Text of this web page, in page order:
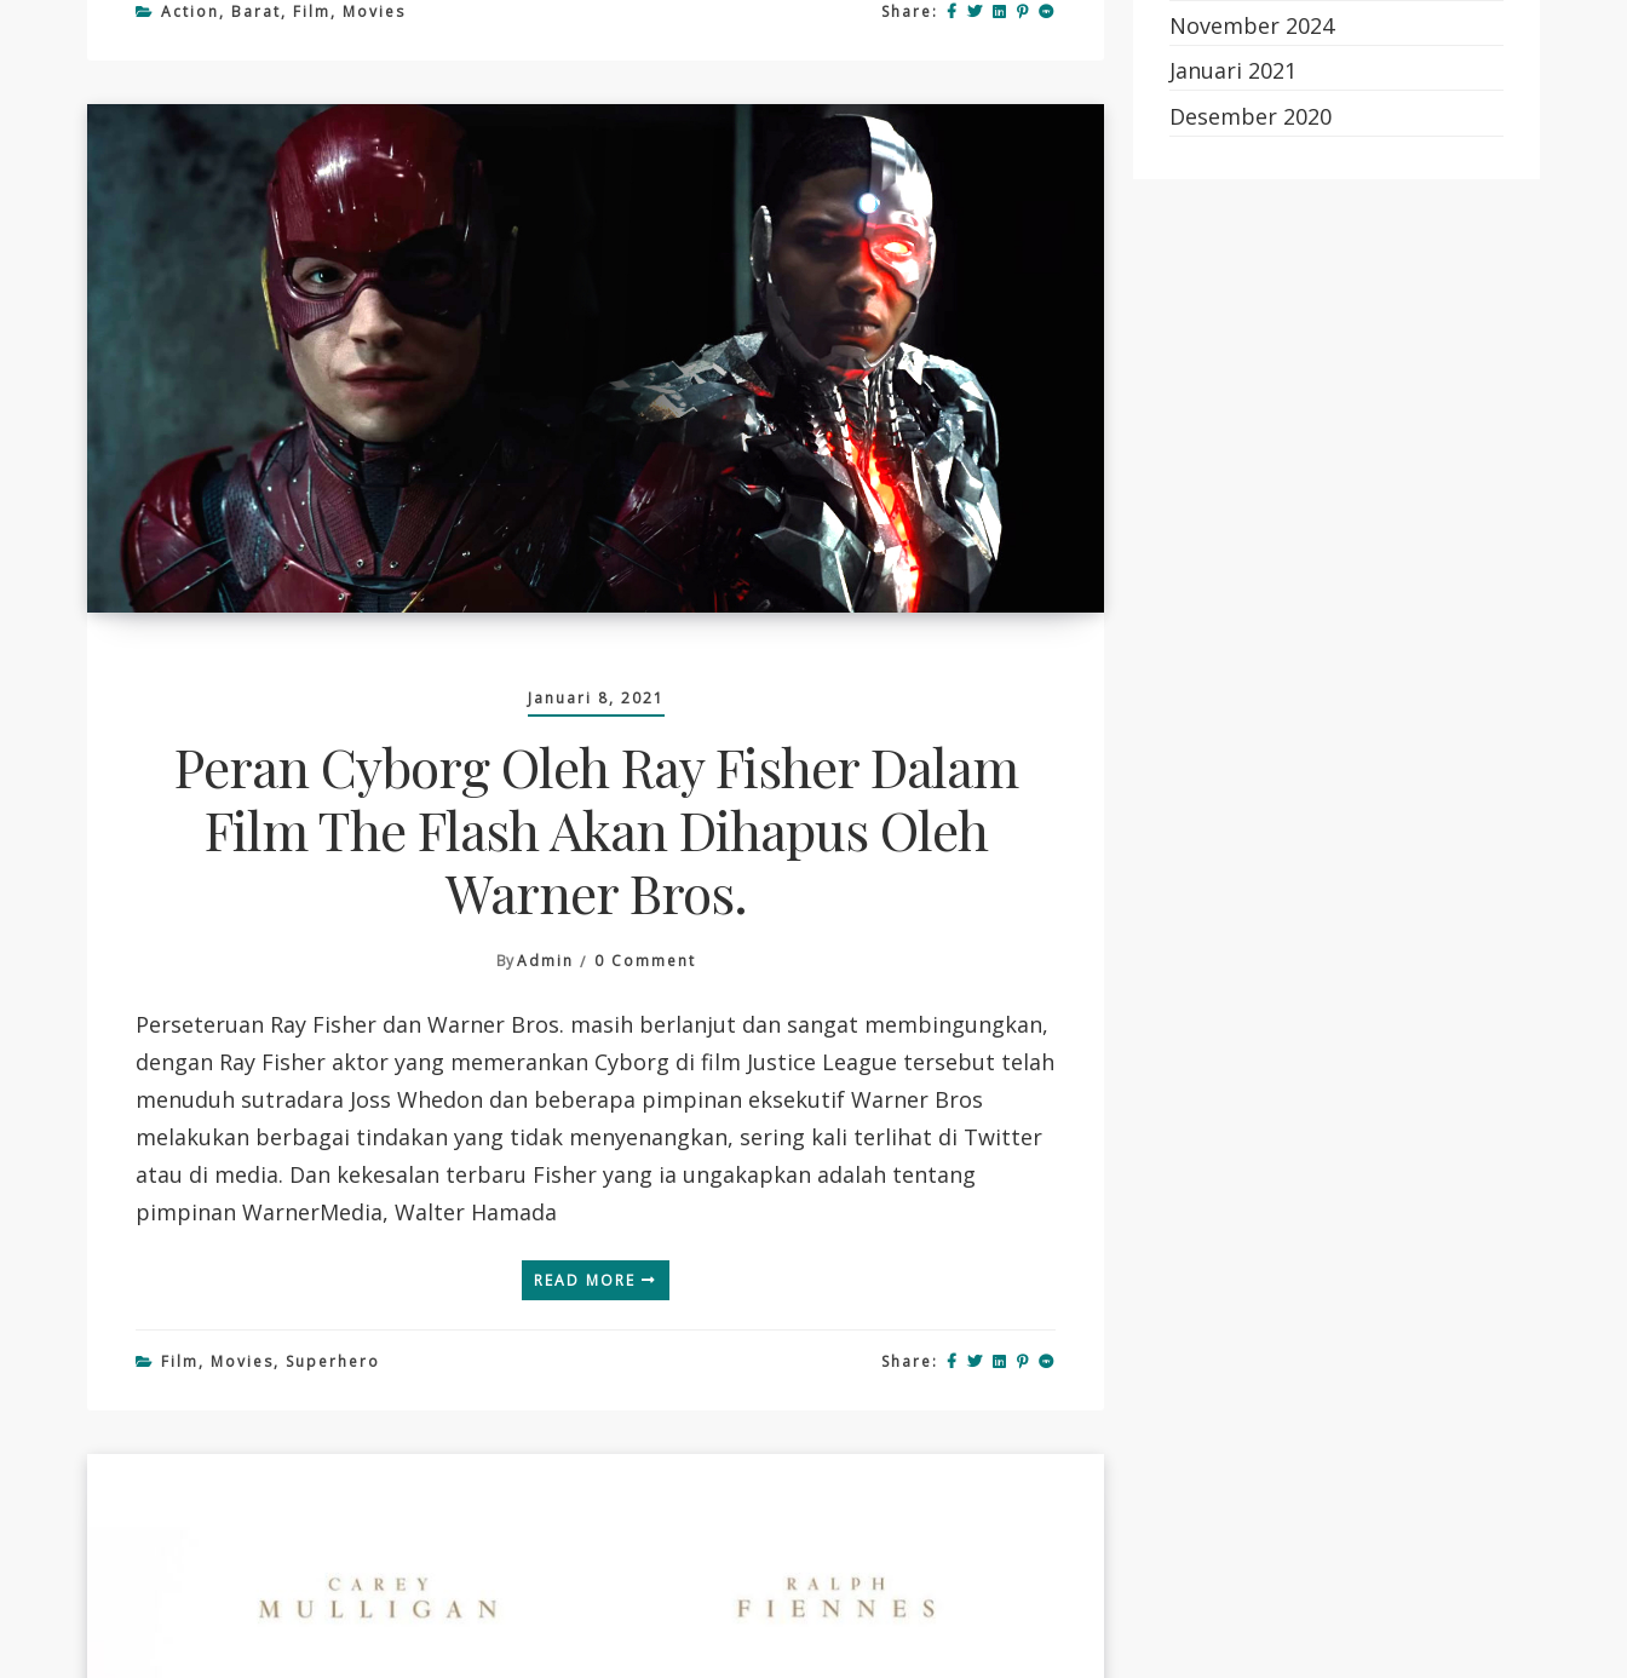
Action, Barat, Film, Movies Share:
Januari 8, 2021
Peran Cyborg Oleh Ray Fisher Dalam
Film The Flash Akan Dihapus Oleh
Warner Bros.
ByAdmin 0 CommentOn
Oleh
Ray
Dalam
Film
Flash
Perseteruan Ray Fisher dan Warner Bros. masih berlanjut dan sangat membingungkan,
dengan Ray Fisher aktor yang memerankan Cyborg di film Justice League tersebut telah
menuduh sutradara Joss Whedon dan beberapa pimpinan eksekutif Warner Bros
melakukan berbagai tindakan yang tidak menyenangkan, sering kali terlihat di Twitter
atau di media. Dan kekesalan terbaru Fisher yang ia ungakapkan adalah tentang
pimpinan WarnerMedia, Walter Hamada
READ MORE
Film, Movies, Superhero Share:
November 2024
Januari 2021
Desember 2020